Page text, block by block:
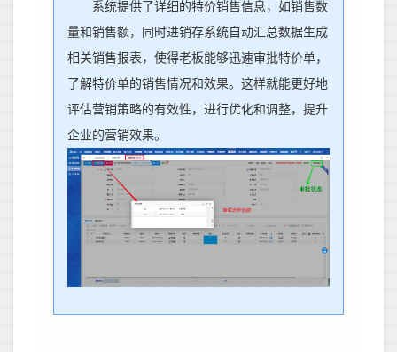
系统提供了详细的特价销售信息，如销售数
量和销售额，
同时进销存系统自动汇总数据生成
相关销售报表， 使得老板能够迅速审批特价单，
了解特价单的销售情况和效果。这样就能更好地
评估营销策略的有效性，进行优化和调整，提升
企业的营销效果。